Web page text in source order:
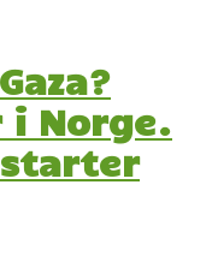
i Norge.
starter